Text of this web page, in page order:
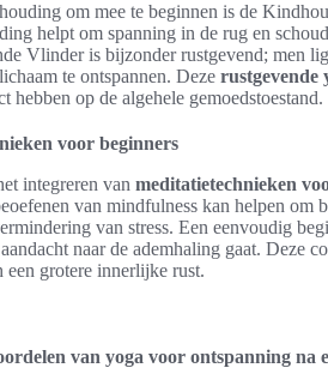
om mee te beginnen is de
helpt om spanning in de rug en
Vlinder is bijzonder rustgevend; men
te ontspannen. Deze rustgevende
hebben op de algehele gemoedstoestand.
voor beginners
integreren van meditatietechnieken
van mindfulness kan helpen
van stress. Een eenvoudig
naar de ademhaling gaat. Deze
een grotere innerlijke rust.
van yoga voor ontspanning na